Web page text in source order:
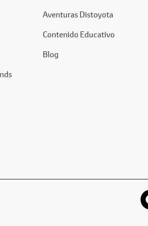
Aventuras Distoyota
Contenido Educativo
Blog